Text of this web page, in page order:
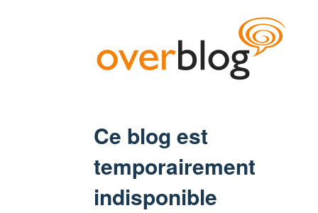
Ce blog est
temporairement
indisponible